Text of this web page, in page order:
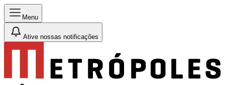
Menu
Ative nossas notificações